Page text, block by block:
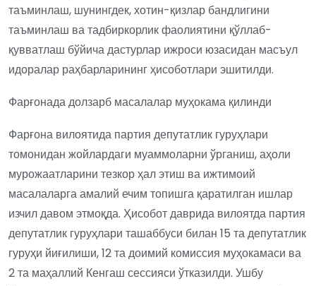
таъминлаш, шунингдек, хотин-қизлар бандлигини
таъминлаш ва тадбиркорлик фаолиятини қўллаб-
қувватлаш бўйича дастурлар ижроси юзасидан масъул
идоралар раҳбарларининг ҳисоботлари эшитилди.
Фарғонада долзарб масалалар муҳокама қилинди
Фарғона вилоятида партия депутатлик гуруҳлари
томонидан жойлардаги муаммоларни ўрганиш, аҳоли
мурожаатларини тезкор ҳал этиш ва ижтимоий
масалаларга амалий ечим топишга қаратилган ишлар
изчил давом этмоқда. Ҳисобот даврида вилоятда партия
депутатлик гуруҳлари ташаббуси билан 15 та депутатлик
гуруҳи йиғилиши, 12 та доимий комиссия муҳокамаси ва
2 та маҳаллий Кенгаш сессияси ўтказилди. Ушбу